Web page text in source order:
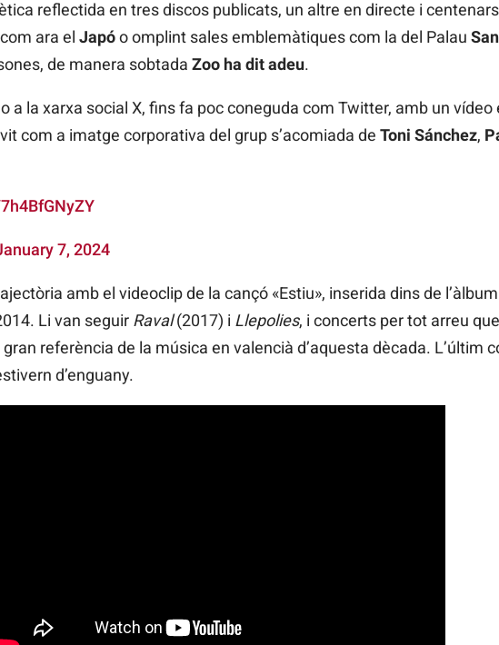
reflectida en tres discos publicats, un altre en directe i
ara el Japóo omplint sales emblemàtiques com la del Palau
de manera sobtada Zoo ha dit adeu.
a la xarxa social X, fins fa poc coneguda com Twitter, amb un vídeo
com a imatge corporativa del grup s’acomiada de Toni Sánchez,
7, 2024
amb el videoclip de la cançó «Estiu», inserida dins de l’àlbum
Li van seguir Raval(2017) i Llepolies, i concerts per tot arreu
referència de la música en valencià d’aquesta dècada. L’últim
d’enguany.